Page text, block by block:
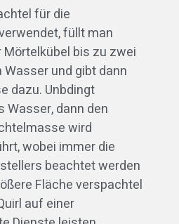
für die
füllt man
Mörtelkübel bis zu zwei
und gibt dann
dazu. Unbdingt
Wasser, dann den
wird
wobei immer die
beachtet werden
Fläche verspachtel
auf einer